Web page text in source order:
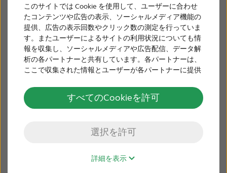
このサイトでは Cookie を使用して、ユーザーに合わせ
たコンテンツや広告の表示、ソーシャルメディア機能の
提供、広告の表示回数やクリック数の測定を行っていま
す。またユーザーによるサイトの利用状況についても情
報を収集し、ソーシャルメディアや広告配信、データ解
析の各パートナーと共有しています。各パートナーは、
ここで収集された情報とユーザーが各パートナーに提供
用したときに収集した他の情報を組み合わせて使用する
ことがあります。
選択を許可
すべてのCookieを許可
詳細を表示
リサウンドについて
サポート
採用情報
お問い合わせ
高機能で直感的に使えるアプリを使
えば、リサウンド補聴器を簡単に、
こっそりと、お好みにあわせて調整
できます。